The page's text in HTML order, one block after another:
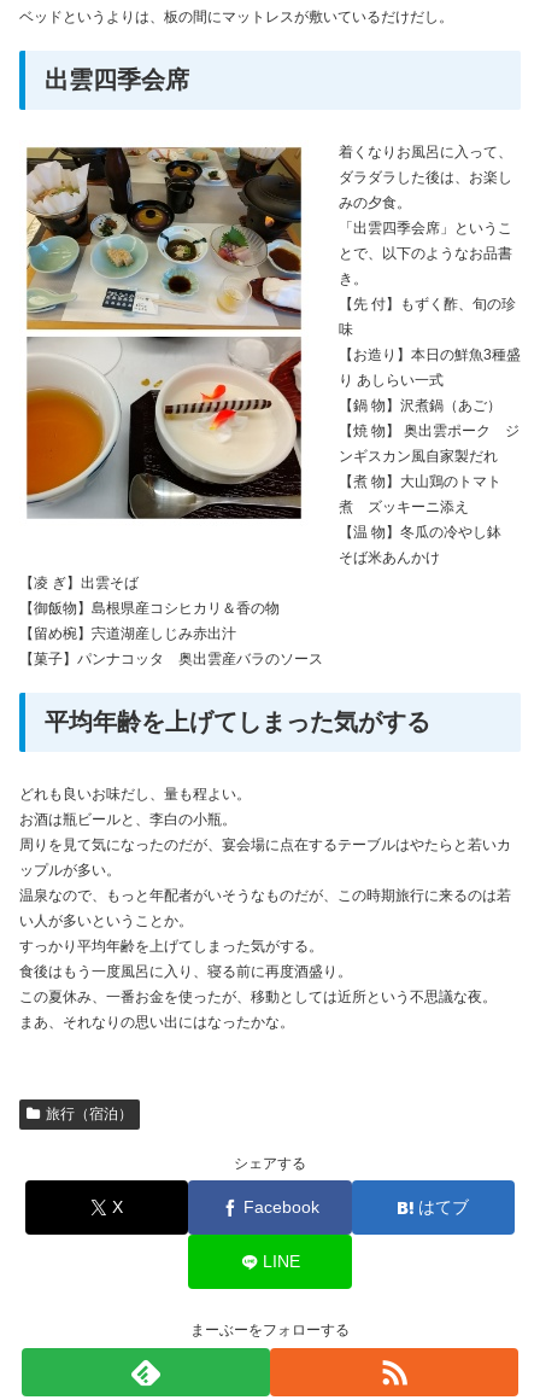
ベッドというよりは、板の間にマットレスが敷いているだけだし。
出雲四季会席
着くなりお風呂に入って、
ダラダラした後は、お楽し
みの夕食。
「出雲四季会席」というこ
とで、以下のようなお品書
き。
【先 付】もずく酢、旬の珍
味
【お造り】本日の鮮魚3種盛
り あしらい一式
【鍋 物】沢煮鍋（あご）
【焼 物】 奥出雲ポーク ジ
ンギスカン風自家製だれ
【煮 物】大山鶏のトマト
煮 ズッキーニ添え
【温 物】冬瓜の冷やし鉢
そば米あんかけ
【凌 ぎ】出雲そば
【御飯物】島根県産コシヒカリ＆香の物
【留め椀】宍道湖産しじみ赤出汁
【菓子】パンナコッタ 奥出雲産バラのソース
平均年齢を上げてしまった気がする
どれも良いお味だし、量も程よい。
お酒は瓶ビールと、李白の小瓶。
周りを見て気になったのだが、宴会場に点在するテーブルはやたらと若いカ
ップルが多い。
温泉なので、もっと年配者がいそうなものだが、この時期旅行に来るのは若
い人が多いということか。
すっかり平均年齢を上げてしまった気がする。
食後はもう一度風呂に入り、寝る前に再度酒盛り。
この夏休み、一番お金を使ったが、移動としては近所という不思議な夜。
まあ、それなりの思い出にはなったかな。
旅行（宿泊）
シェアする
X Facebook はてブ
LINE
まーぶーをフォローする